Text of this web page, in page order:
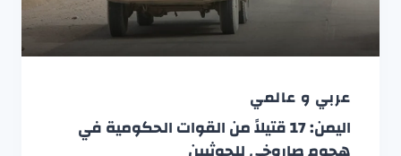
عربي و عالمي
اليمن: 17 قتيلاً من القوات الحكومية في